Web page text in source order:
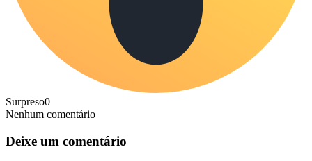
Surpreso0
Nenhum comentário
Deixe um comentário